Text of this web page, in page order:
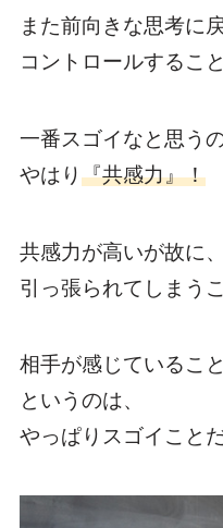
また前向きな思考に
コントロールするこ
一番スゴイなと思うの
やはり『共感力』！
共感力が高いが故に
引っ張られてしまう
相手が感じているこ
というのは、
やっぱりスゴイこと